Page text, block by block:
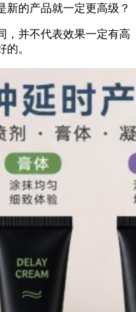
新的产品就一定更高级？
，并不代表效果一定有高
。